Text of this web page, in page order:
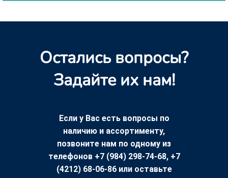
Остались вопросы?
Задайте их нам!
Если у Вас есть вопросы по
наличию и ассортименту,
позвоните нам по одному из
телефонов +7 (984) 298-74-68, +7
(4212) 68-06-86 или оставьте